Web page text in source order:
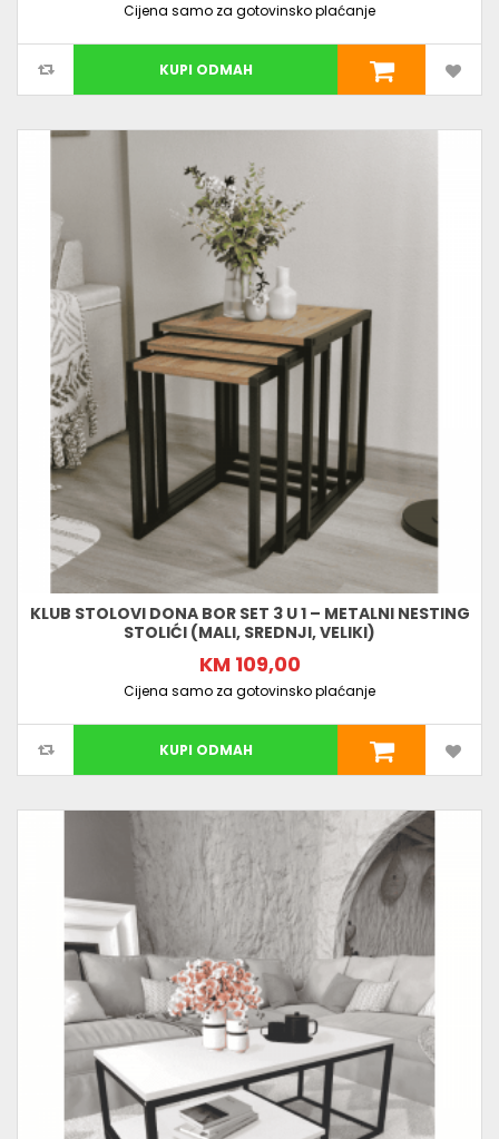
Cijena samo za gotovinsko plaćanje
KUPI ODMAH
KLUB STOLOVI DONA BOR SET 3 U 1 – METALNI NESTING
STOLIĆI (MALI, SREDNJI, VELIKI)
KM 109,00
Cijena samo za gotovinsko plaćanje
KUPI ODMAH